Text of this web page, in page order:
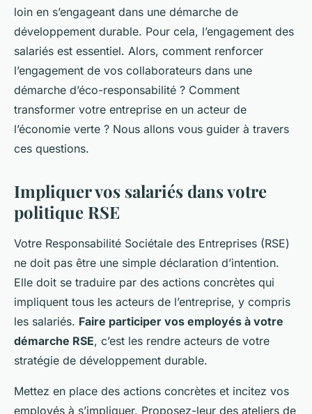
loin en s’engageant dans une démarche de
développement durable. Pour cela, l’engagement des
salariés est essentiel. Alors, comment renforcer
l’engagement de vos collaborateurs dans une
démarche d’éco-responsabilité ? Comment
transformer votre entreprise en un acteur de
l’économie verte ? Nous allons vous guider à travers
ces questions.
Impliquer vos salariés dans votre
politique RSE
Votre Responsabilité Sociétale des Entreprises (RSE)
ne doit pas être une simple déclaration d’intention.
Elle doit se traduire par des actions concrètes qui
impliquent tous les acteurs de l’entreprise, y compris
les salariés. Faire participer vos employés à votre
démarche RSE, c’est les rendre acteurs de votre
stratégie de développement durable.
Mettez en place des actions concrètes et incitez vos
employés à s’impliquer. Proposez-leur des ateliers de